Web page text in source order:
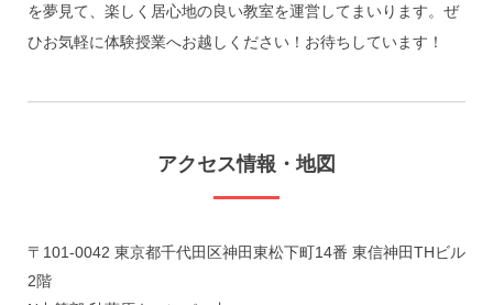
を夢見て、楽しく居心地の良い教室を運営してまいります。ぜ
ひお気軽に体験授業へお越しください！お待ちしています！
アクセス情報・地図
〒101-0042 東京都千代田区神田東松下町14番 東信神田THビル
2階